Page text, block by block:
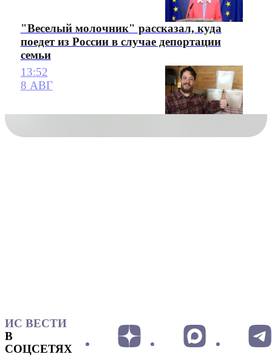
"Веселый молочник" рассказал, куда
поедет из России в случае депортации
семьи
13:52
8 АВГ
ИС ВЕСТИ
В
СОЦСЕТЯХ